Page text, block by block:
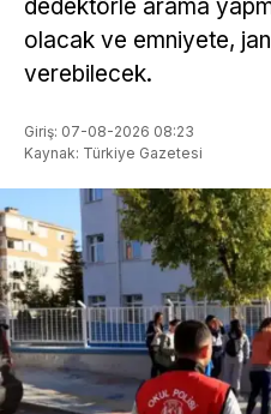
dedektörle arama
olacak ve emniyete,
verebilecek.
Giriş: 07-08-2026 08:23
Kaynak: Türkiye Gazetesi